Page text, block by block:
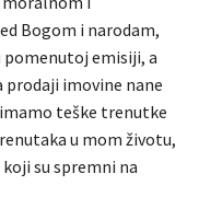
Bogom i narodam,
pomenutoj emisiji, a
prodaji imovine nane
teške trenutke
u mom životu,
su spremni na